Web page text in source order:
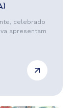
celebrado
apresentam